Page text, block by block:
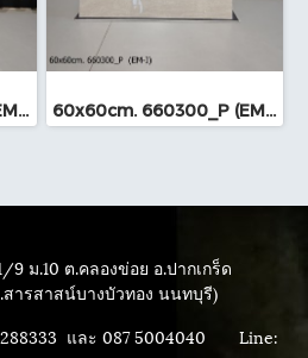
60x60cm. 660299_P (EM-I) 60x60cm. 660300_P (EM-I)
9 ม.10 ต.คลองข่อย อ.ปากเกร็ด
สารสาสน์บางบัวทอง นนทบุรี)
และ 087 5004040 Line: